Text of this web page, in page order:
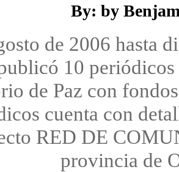
By: by
de 2006 hasta
10
de Paz con
cuenta con
RED DE
provincia de